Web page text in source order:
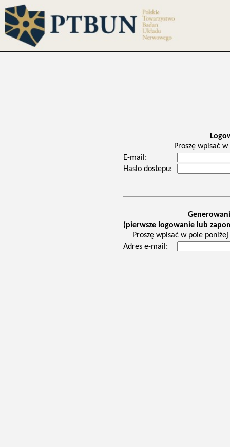
Proszę wpisać
E-mail:
Haslo dostepu:
(pierwsze logowanie lub
Proszę wpisać w pole
Adres e-mail: